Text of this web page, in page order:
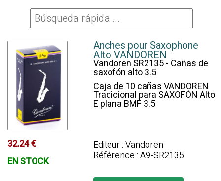
32.24 €
EN STOCK
Anches pour Saxophone
Alto VANDOREN
Vandoren SR2135 - Cañas de
saxofón alto 3.5
Caja de 10 cañas VANDOREN
Tradicional para SAXOFÓN Alto
E plana BMF 3.5
Editeur : Vandoren
Référence : A9-SR2135